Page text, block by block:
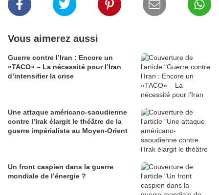
Vous aimerez aussi
Guerre contre l’Iran : Encore un
«TACO» – La nécessité pour l’Iran
d’intensifier la crise
Une attaque américano-saoudienne
contre l’Irak élargit le théâtre de la
guerre impérialiste au Moyen-Orient
Un front caspien dans la guerre
mondiale de l’énergie ?